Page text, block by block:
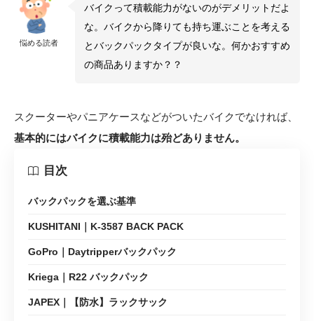
悩める読者
バイクって積載能力がないのがデメリットだよ
な。バイクから降りても持ち運ぶことを考える
とバックパックタイプが良いな。何かおすすめ
の商品ありますか？？
スクーターやパニアケースなどがついたバイクでなければ、
基本的にはバイクに積載能力は殆どありません。
目次
バックパックを選ぶ基準
KUSHITANI｜K-3587 BACK PACK
GoPro｜Daytripperバックパック
Kriega｜R22 バックパック
JAPEX｜【防水】ラックサック